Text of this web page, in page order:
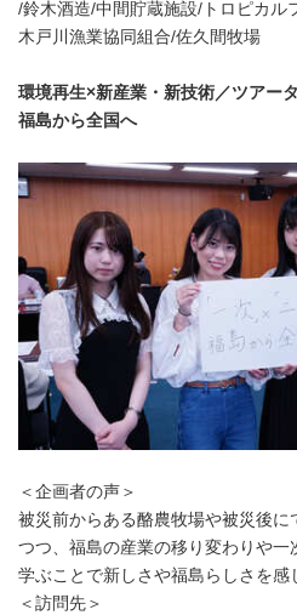
/鈴木酒造/中間貯蔵施設/トロピカル
木戸川漁業協同組合/佐久間牧場
環境再生×新産業・新技術／ツアー
福島から全国へ
＜企画者の声＞
被災前からある酪農牧場や被災後に
つつ、福島の産業の移り変わりや
学ぶことで新しさや福島らしさを感
＜訪問先＞